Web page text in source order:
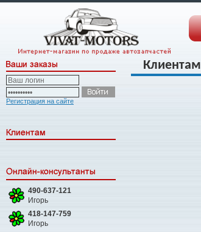
Регистрация на сайте
490-637-121
Игорь
418-147-759
Игорь
Клиентам